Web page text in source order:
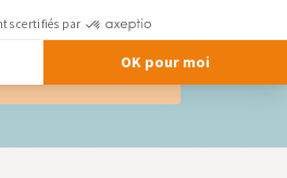
certifiés par
OK pour moi